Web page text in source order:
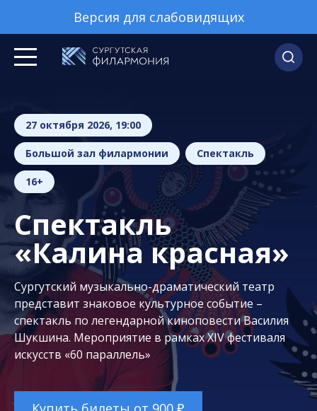
Версия для слабовидящих
27 октября 2026, 19:00
Большой зал филармонии Спектакль
16+
Спектакль
«Калина красная»
Сургутский музыкально-драматический театр
представит знаковое культурное событие –
спектакль по легендарной киноповести Василия
Шукшина. Мероприятие в рамках XIV фестиваля
искусств «60 параллель»